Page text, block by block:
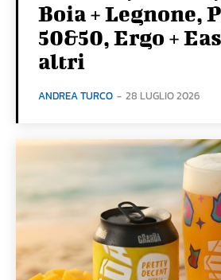
Boia + Legnone,
50&50, Ergo +
altri
ANDREA TURCO - 28 LUGLIO 2026